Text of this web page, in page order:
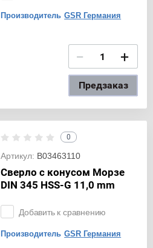
Производитель GSR Германия
− +
Предзаказ
0
Артикул: B03463110
Сверло с конусом Морзе
DIN 345 HSS-G 11,0 mm
Добавить к сравнению
Производитель GSR Германия